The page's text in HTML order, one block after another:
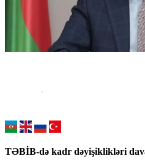
TƏBİB-də kadr dəyişiklikləri